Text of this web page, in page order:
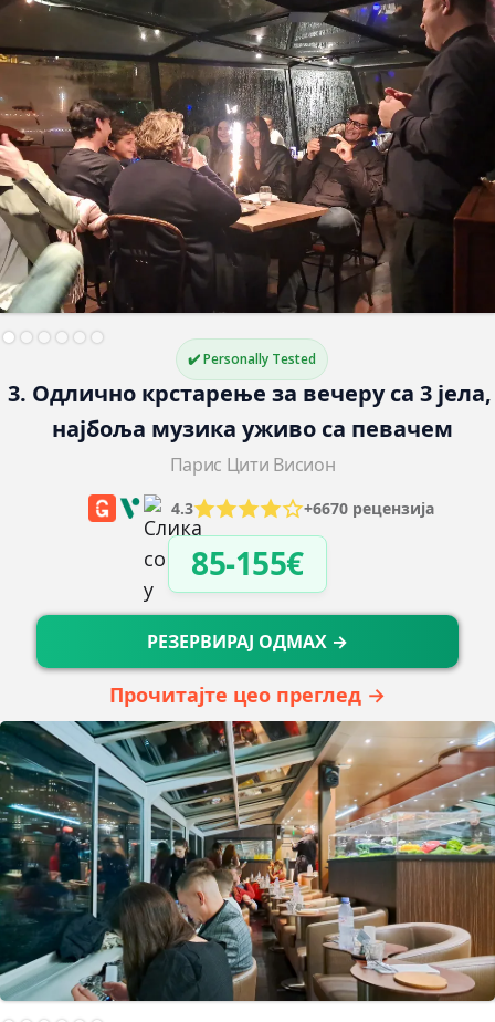
✔️ Personally Tested
3. Одлично крстарење за вечеру са 3
најбоља музика уживо са певачем
Парис Цити Висион
4.3 +6670 рецензија
85-155€
РЕЗЕРВИРАЈ ОДМАХ →
Прочитајте цео преглед →